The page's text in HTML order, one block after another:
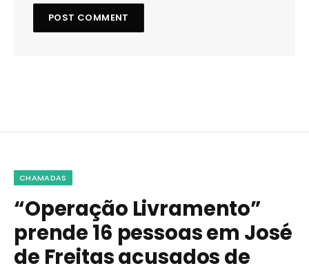
CHAMADAS
“Operação Livramento”
prende 16 pessoas em José
de Freitas acusados de